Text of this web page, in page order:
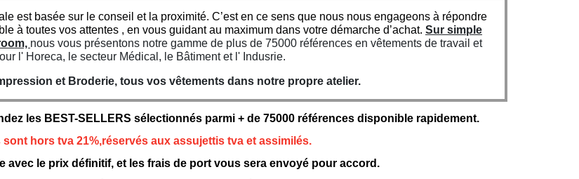
est basée sur le conseil et la proximité. C’est en ce sens que nous nous engageons à répondre
à toutes vos attentes , en vous guidant au maximum dans votre démarche d’achat. Sur simple
nous vous présentons notre gamme de plus de 75000 références en vêtements de travail et
l' Horeca, le secteur Médical, le Bâtiment et l' Indusrie.
et Broderie, tous vos vêtements dans notre propre atelier.
les BEST-SELLERS sélectionnés parmi + de 75000 références disponible rapidement.
hors tva 21%,réservés aux assujettis tva et assimilés.
avec le prix définitif, et les frais de port vous sera envoyé pour accord.